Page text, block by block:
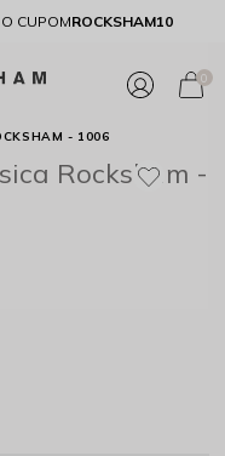
PRIMEIRA COMPRA COM O
0
- 1006
Rocksham -